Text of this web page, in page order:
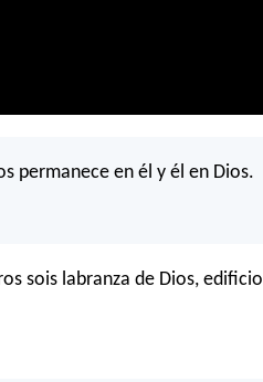
permanece en él y él en Dios.
sois labranza de Dios, edificio